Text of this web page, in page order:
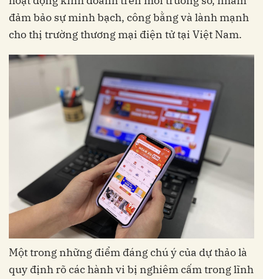
đảm bảo sự minh bạch, công bằng và lành mạnh
cho thị trường thương mại điện tử tại Việt Nam.
Một trong những điểm đáng chú ý của dự thảo là
quy định rõ các hành vi bị nghiêm cấm trong lĩnh